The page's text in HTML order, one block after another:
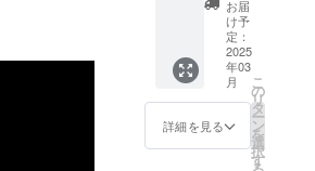
ザイン
をイ
メージ
し 国
民が共
創し生
産した
一品
「原材
なりま
ムイ
バース
神零オ
リジナ
ルグッ
ズ カ
ムイ
くださ
い。」
本1～10
の特別
NOを除
くラン
ダムシ
証
NFT・
品開封
前には
必ずお
届けの
リター
ンに貼
付され
たラベ
は、神
零リ
ピート
購入
10%割
引優待
※ご支
し、味
を創り
出した
純米酒
を水口
さんの
製造法
「つる
アル版
ラベル
720ml
を1本
火入れ
をおこ
なわ
ず、お
お届
け予
定：
2025
年03
月
詳細を見る
こ
の
リ
タ
ー
ン
を
選
択
す